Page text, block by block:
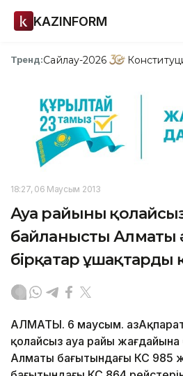
KAZINFORM
Тренд:Сайлау-2026
18:27, 06 Маусым 2013
Ауа райының
байланысты Алматы
бірқатар
АЛМАТЫ. 6 маусым.
қолайсыз ауа райы
Алматы бағытындағы КС 985